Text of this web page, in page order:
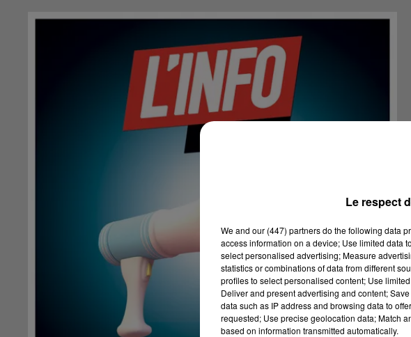
Le respect
We and our (447) partnersdo the following data
access information on a device; Use limited data
select personalised advertising; Measure
statistics or combinations of data from different
profiles to select personalised content; Use
Deliver and present advertising and content;
data such as IP address and browsing data to
requested; Use precise geolocation data; Match
based on information transmitted automatically.